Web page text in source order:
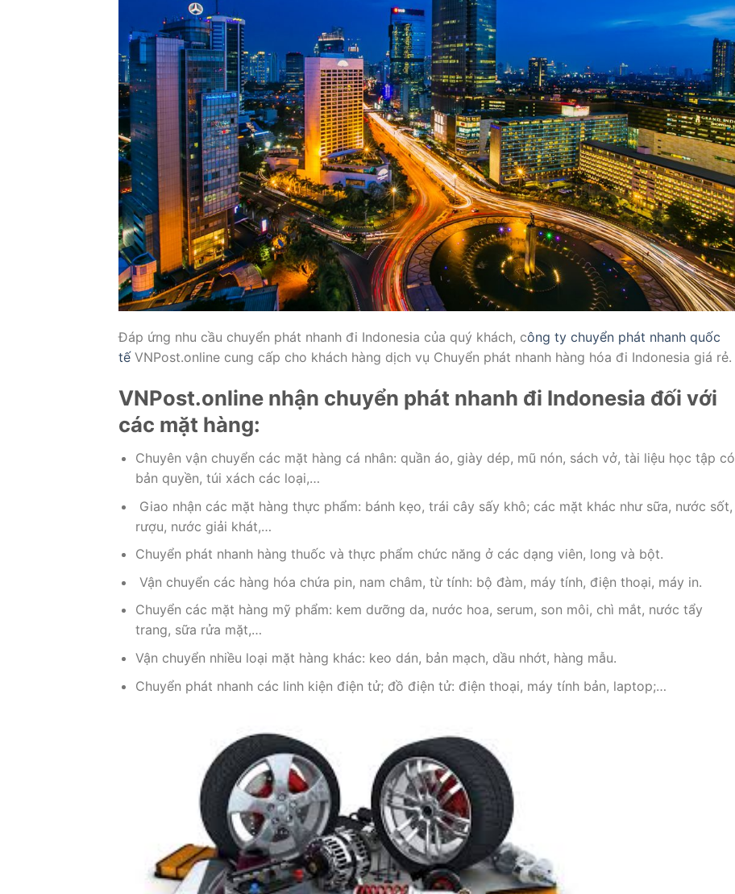
Đáp ứng nhu cầu chuyển phát nhanh đi Indonesia của quý khách, công ty chuyển phát nhanh quốc
tếVNPost.online cung cấp cho khách hàng dịch vụ Chuyển phát nhanh hàng hóa đi Indonesia giá rẻ.
VNPost.online nhận chuyển phát nhanh đi Indonesia đối với
các mặt hàng:
Chuyên vận chuyển các mặt hàng cá nhân: quần áo, giày dép, mũ nón, sách vở, tài liệu học tập có
bản quyền, túi xách các loại,…
Giao nhận các mặt hàng thực phẩm: bánh kẹo, trái cây sấy khô; các mặt khác như sữa, nước sốt,
rượu, nước giải khát,…
Chuyển phát nhanh hàng thuốc và thực phẩm chức năng ở các dạng viên, long và bột.
Vận chuyển các hàng hóa chứa pin, nam châm, từ tính: bộ đàm, máy tính, điện thoại, máy in.
Chuyển các mặt hàng mỹ phẩm: kem dưỡng da, nước hoa, serum, son môi, chì mắt, nước tẩy
trang, sữa rửa mặt,…
Vận chuyển nhiều loại mặt hàng khác: keo dán, bản mạch, dầu nhớt, hàng mẫu.
Chuyển phát nhanh các linh kiện điện tử; đồ điện tử: điện thoại, máy tính bản, laptop;…